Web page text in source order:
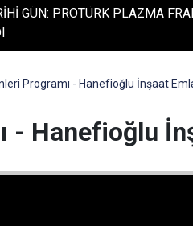
GÜN: PROTÜRK PLAZMA
Programı - Hanefioğlu İnşaat
- Hanefioğlu